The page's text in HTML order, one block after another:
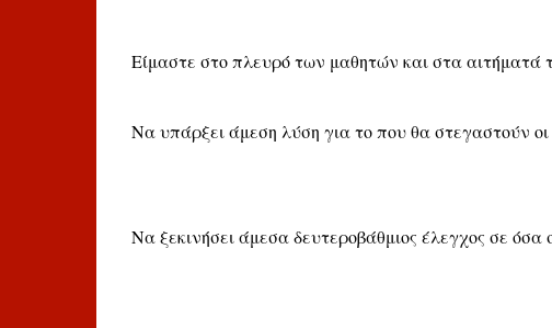
Είμαστε στο πλευρό των μαθητών και στα αιτήματά
Να υπάρξει άμεση λύση για το που θα στεγαστούν
Να ξεκινήσει άμεσα δευτεροβάθμιος έλεγχος σε όσα